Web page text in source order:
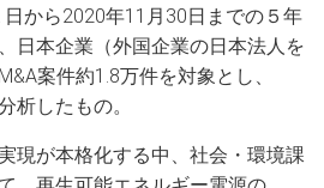
から2020年11月30日までの５年
日本企業（外国企業の日本法人を
案件約1.8万件を対象とし、
析したもの。
現が本格化する中、社会・環境課